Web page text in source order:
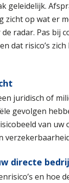
geleidelijk.
op wat er
radar. Pas bij
dat risico’s
juridisch of
gevolgen
van
directe
en hoe